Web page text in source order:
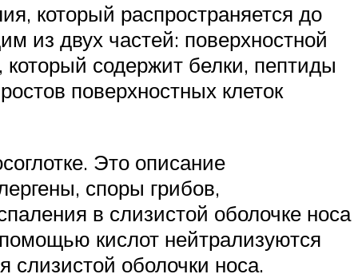
который распространяется до
из двух частей: поверхностной
содержит белки, пептиды
поверхностных клеток
Это описание
споры грибов,
в слизистой оболочке носа
кислот нейтрализуются
оболочки носа.